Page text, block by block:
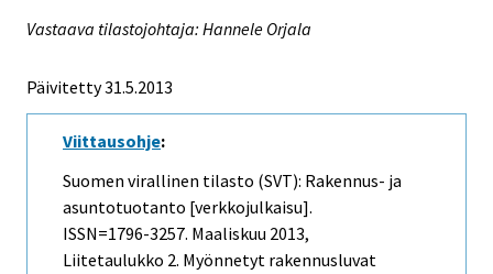
Vastaava tilastojohtaja: Hannele Orjala
Päivitetty 31.5.2013
Viittausohje:
Suomen virallinen tilasto (SVT): Rakennus- ja
asuntotuotanto [verkkojulkaisu].
ISSN=1796-3257. Maaliskuu 2013,
Liitetaulukko 2. Myönnetyt rakennusluvat